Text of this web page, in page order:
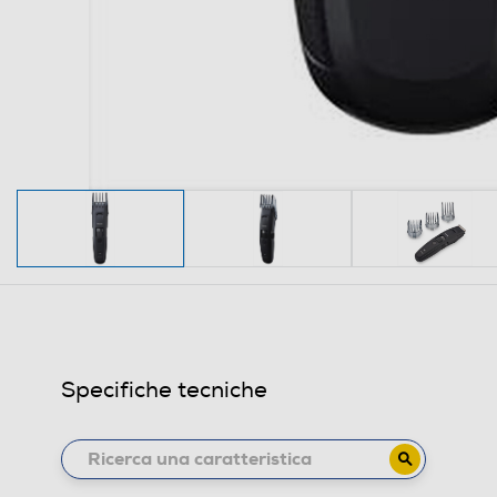
Specifiche tecniche